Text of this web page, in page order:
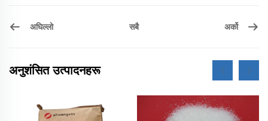
अघिल्लो सबै अर्को
अनुशंसित उत्पादनहरू